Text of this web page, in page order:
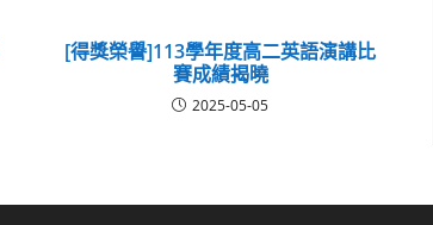
[得獎榮譽]113學年度高二英語演講比
賽成績揭曉
2025-05-05